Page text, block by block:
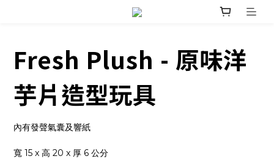
Fresh Plush - 原味洋
芋片造型玩具
內有發聲氣囊及響紙
寬 15 x 高 20 x 厚 6 公分